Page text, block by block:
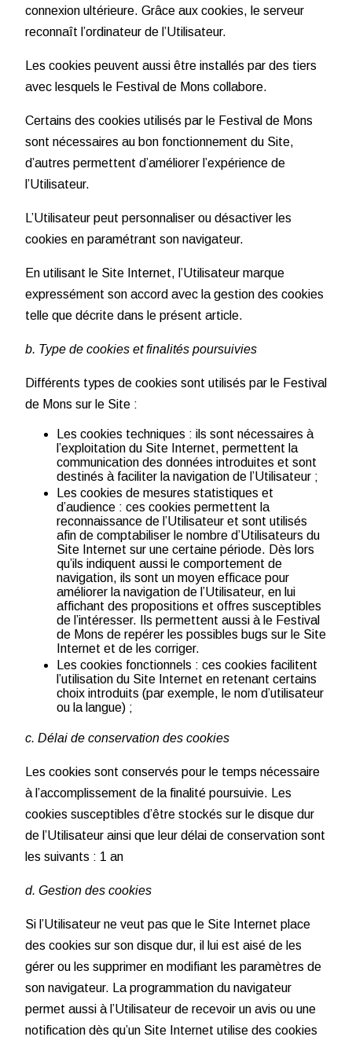
connexion ultérieure. Grâce aux cookies, le serveur
reconnaît l’ordinateur de l’Utilisateur.
Les cookies peuvent aussi être installés par des tiers
avec lesquels le Festival de Mons collabore.
Certains des cookies utilisés par le Festival de Mons
sont nécessaires au bon fonctionnement du Site,
d’autres permettent d’améliorer l’expérience de
l’Utilisateur.
L’Utilisateur peut personnaliser ou désactiver les
cookies en paramétrant son navigateur.
En utilisant le Site Internet, l’Utilisateur marque
expressément son accord avec la gestion des cookies
telle que décrite dans le présent article.
b. Type de cookies et finalités poursuivies
Différents types de cookies sont utilisés par le Festival
de Mons sur le Site :
Les cookies techniques : ils sont nécessaires à
l’exploitation du Site Internet, permettent la
communication des données introduites et sont
destinés à faciliter la navigation de l’Utilisateur ;
Les cookies de mesures statistiques et
d’audience : ces cookies permettent la
reconnaissance de l’Utilisateur et sont utilisés
afin de comptabiliser le nombre d’Utilisateurs du
Site Internet sur une certaine période. Dès lors
qu’ils indiquent aussi le comportement de
navigation, ils sont un moyen efficace pour
améliorer la navigation de l’Utilisateur, en lui
affichant des propositions et offres susceptibles
de l’intéresser. Ils permettent aussi à le Festival
de Mons de repérer les possibles bugs sur le Site
Internet et de les corriger.
Les cookies fonctionnels : ces cookies facilitent
l’utilisation du Site Internet en retenant certains
choix introduits (par exemple, le nom d’utilisateur
ou la langue) ;
c. Délai de conservation des cookies
Les cookies sont conservés pour le temps nécessaire
à l’accomplissement de la finalité poursuivie. Les
cookies susceptibles d’être stockés sur le disque dur
de l’Utilisateur ainsi que leur délai de conservation sont
les suivants : 1 an
d. Gestion des cookies
Si l’Utilisateur ne veut pas que le Site Internet place
des cookies sur son disque dur, il lui est aisé de les
gérer ou les supprimer en modifiant les paramètres de
son navigateur. La programmation du navigateur
permet aussi à l’Utilisateur de recevoir un avis ou une
notification dès qu’un Site Internet utilise des cookies